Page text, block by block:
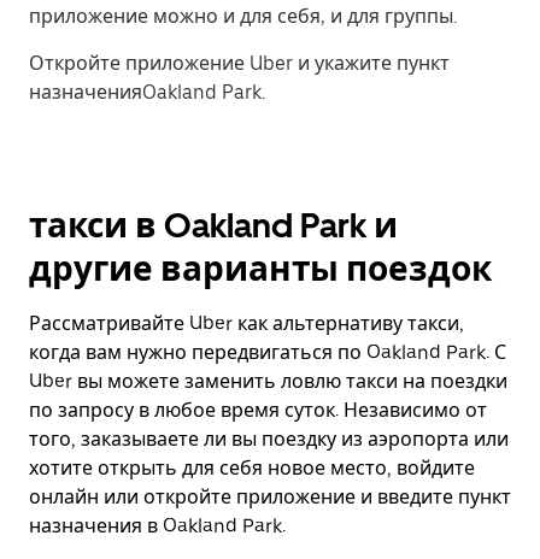
приложение можно и для себя, и для группы.
Откройте приложение Uber и укажите пункт
назначенияOakland Park.
такси в Oakland Park и
другие варианты поездок
Рассматривайте Uber как альтернативу такси,
когда вам нужно передвигаться по Oakland Park. С
Uber вы можете заменить ловлю такси на поездки
по запросу в любое время суток. Независимо от
того, заказываете ли вы поездку из аэропорта или
хотите открыть для себя новое место, войдите
онлайн или откройте приложение и введите пункт
назначения в Oakland Park.